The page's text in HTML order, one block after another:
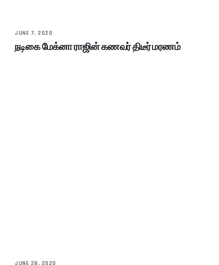
JUNE 7, 2020
நடிகை மேக்னா ராஜின் கணவர் திடீர் மரணம்
JUNE 28, 2020